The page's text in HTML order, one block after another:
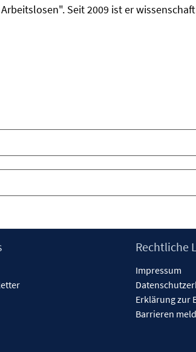
Seit 2009 ist er
Rechtliche
Impressum
Erklärung zur
Barrieren